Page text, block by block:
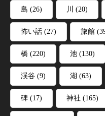
島 (26) 川 (20)
怖い話 (27) 旅館
橋 (220) 池 (130)
渓谷 (9) 湖 (63)
碑 (17) 神社 (165)